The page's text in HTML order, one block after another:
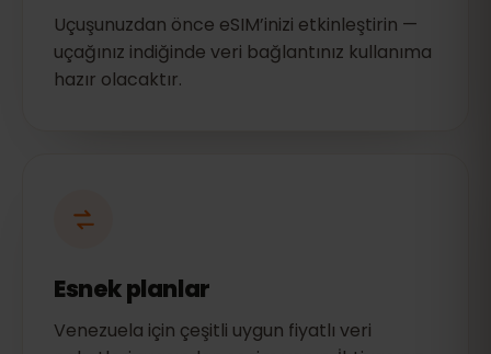
Uçuşunuzdan önce eSIM’inizi etkinleştirin —
uçağınız indiğinde veri bağlantınız kullanıma
hazır olacaktır.
Esnek planlar
Venezuela için çeşitli uygun fiyatlı veri